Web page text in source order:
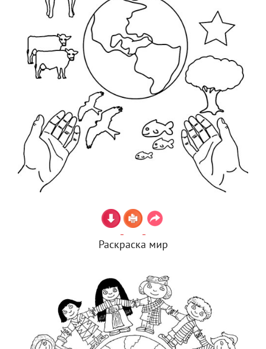
Раскраска мир